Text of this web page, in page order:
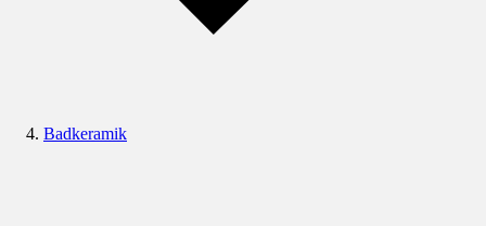
Badkeramik